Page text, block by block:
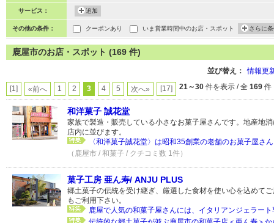
サービス： 追加
その他の条件： クーポンあり いま営業時間中のお店・スポット さらに
鹿屋市のお店・スポット (169 件)
並び替え： 情報更
[1] «前へ 1 2 3 4 5 次へ» [17] 21～30 件を表示 / 全 169 件
和洋菓子 誠花堂
家族で製造・販売している小さなお菓子屋さんです。地産地
店内に並びます。
〈和洋菓子誠花堂〉は昭和35創業の老舗のお菓子屋さ
（鹿屋市 / 和菓子 / クチコミ数 1件）
菓子工房 亜ん寿/ ANJU PLUS
郷土菓子の伝統を受け継ぎ、厳選した食材を使い心を込めて
もご利用下さい。
鹿屋で人気の和菓子屋さんには、イタリアンジェラー